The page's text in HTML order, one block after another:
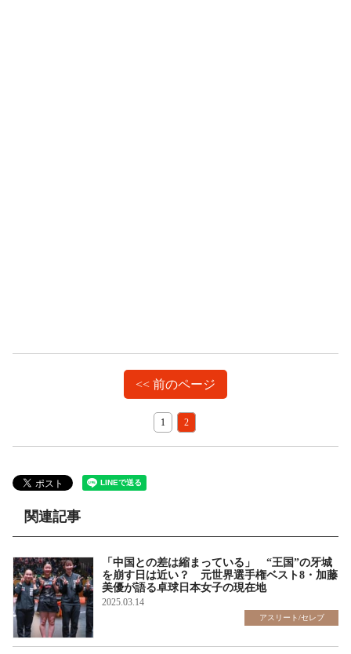
<< 前のページ
1 2
関連記事
「中国との差は縮まっている」 “王国”の牙城
を崩す日は近い？ 元世界選手権ベスト8・加藤
美優が語る卓球日本女子の現在地
2025.03.14
アスリート/セレブ